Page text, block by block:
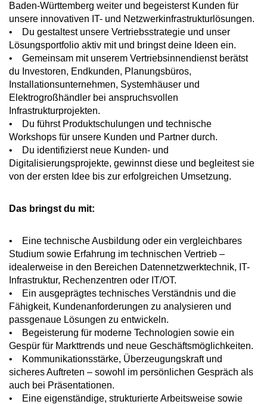
Baden-Württemberg weiter und begeisterst Kunden für
unsere innovativen IT- und Netzwerkinfrastrukturlösungen.
• Du gestaltest unsere Vertriebsstrategie und unser
Lösungsportfolio aktiv mit und bringst deine Ideen ein.
• Gemeinsam mit unserem Vertriebsinnendienst berätst
du Investoren, Endkunden, Planungsbüros,
Installationsunternehmen, Systemhäuser und
Elektrogroßhändler bei anspruchsvollen
Infrastrukturprojekten.
• Du führst Produktschulungen und technische
Workshops für unsere Kunden und Partner durch.
• Du identifizierst neue Kunden- und
Digitalisierungsprojekte, gewinnst diese und begleitest sie
von der ersten Idee bis zur erfolgreichen Umsetzung.
Das bringst du mit:
• Eine technische Ausbildung oder ein vergleichbares
Studium sowie Erfahrung im technischen Vertrieb –
idealerweise in den Bereichen Datennetzwerktechnik, IT-
Infrastruktur, Rechenzentren oder IT/OT.
• Ein ausgeprägtes technisches Verständnis und die
Fähigkeit, Kundenanforderungen zu analysieren und
passgenaue Lösungen zu entwickeln.
• Begeisterung für moderne Technologien sowie ein
Gespür für Markttrends und neue Geschäftsmöglichkeiten.
• Kommunikationsstärke, Überzeugungskraft und
sicheres Auftreten – sowohl im persönlichen Gespräch als
auch bei Präsentationen.
• Eine eigenständige, strukturierte Arbeitsweise sowie